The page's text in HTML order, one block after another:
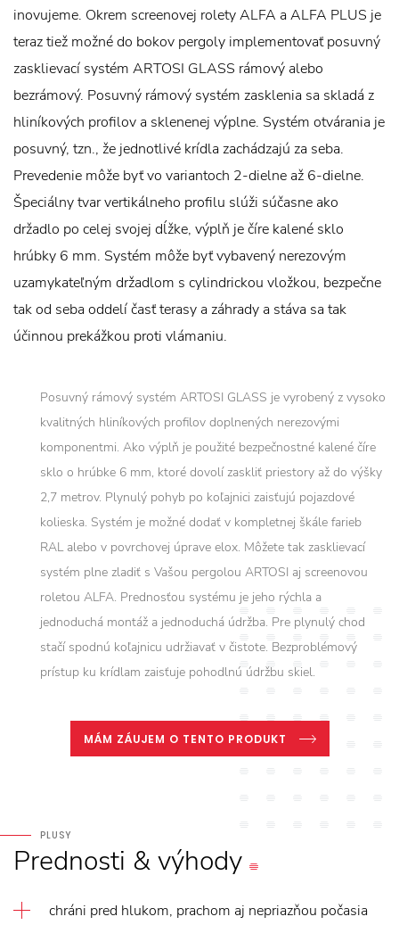
inovujeme. Okrem screenovej rolety ALFA a ALFA PLUS je
teraz tiež možné do bokov pergoly implementovať posuvný
zasklievací systém ARTOSI GLASS rámový alebo
bezrámový. Posuvný rámový systém zasklenia sa skladá z
hliníkových profilov a sklenenej výplne. Systém otvárania je
posuvný, tzn., že jednotlivé krídla zachádzajú za seba.
Prevedenie môže byť vo variantoch 2-dielne až 6-dielne.
Špeciálny tvar vertikálneho profilu slúži súčasne ako
držadlo po celej svojej dĺžke, výplň je číre kalené sklo
hrúbky 6 mm. Systém môže byť vybavený nerezovým
uzamykateľným držadlom s cylindrickou vložkou, bezpečne
tak od seba oddelí časť terasy a záhrady a stáva sa tak
účinnou prekážkou proti vlámaniu.
Posuvný rámový systém ARTOSI GLASS je vyrobený z vysoko
kvalitných hliníkových profilov doplnených nerezovými
komponentmi. Ako výplň je použité bezpečnostné kalené číre
sklo o hrúbke 6 mm, ktoré dovolí zaskliť priestory až do výšky
2,7 metrov. Plynulý pohyb po koľajnici zaisťujú pojazdové
kolieska. Systém je možné dodať v kompletnej škále farieb
RAL alebo v povrchovej úprave elox. Môžete tak zasklievací
systém plne zladiť s Vašou pergolou ARTOSI aj screenovou
roletou ALFA. Prednosťou systému je jeho rýchla a
jednoduchá montáž a jednoduchá údržba. Pre plynulý chod
stačí spodnú koľajnicu udržiavať v čistote. Bezproblémový
prístup ku krídlam zaisťuje pohodlnú údržbu skiel.
MÁM ZÁUJEM O TENTO PRODUKT
PLUSY
Prednosti &výhody
chráni pred hlukom, prachom aj nepriazňou počasia